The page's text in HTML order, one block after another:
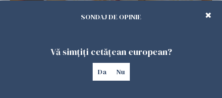
Înghețata de casă cu nectarine care
cucerește vara. Rețeta fără aparat, gata din
câteva ingrediente
SONDAJ DE OPINIE
Vă simțiți cetățean european?
Da Nu